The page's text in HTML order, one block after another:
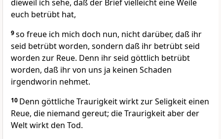
dieweil ich sehe, daß der Brief vielleicht eine Weile
euch betrübt hat,
9so freue ich mich doch nun, nicht darüber, daß ihr
seid betrübt worden, sondern daß ihr betrübt seid
worden zur Reue. Denn ihr seid göttlich betrübt
worden, daß ihr von uns ja keinen Schaden
irgendworin nehmet.
10 Denn göttliche Traurigkeit wirkt zur Seligkeit einen
Reue, die niemand gereut; die Traurigkeit aber der
Welt wirkt den Tod.